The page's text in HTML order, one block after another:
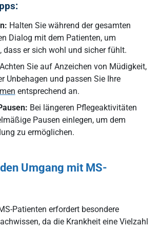
Halten Sie während der gesamten
Dialog mit dem Patienten, um
dass er sich wohl und sicher fühlt.
Achten Sie auf Anzeichen von Müdigkeit,
Unbehagen und passen Sie Ihre
entsprechend an.
Bei längeren Pflegeaktivitäten
Pausen einlegen, um dem
zu ermöglichen.
Umgang mit MS-
Patienten erfordert besondere
da die Krankheit eine Vielzahl